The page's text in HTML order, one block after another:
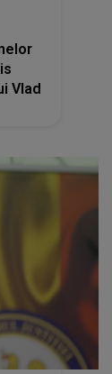
Vlad